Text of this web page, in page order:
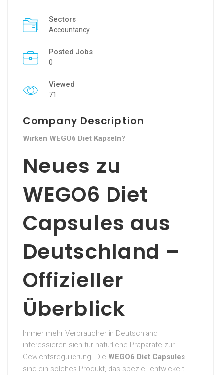
Sectors
Accountancy
Posted Jobs
0
Viewed
71
Company Description
Wirken WEGO6 Diet Kapseln?
Neues zu
WEGO6 Diet
Capsules aus
Deutschland –
Offizieller
Überblick
Immer mehr Verbraucher in Deutschland
interessieren sich für natürliche Präparate zur
Gewichtsregulierung. Die WEGO6 Diet Capsules
sind ein solches Produkt, das speziell entwickelt